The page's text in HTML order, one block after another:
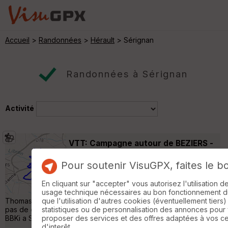
Accueil > Randonnées > Hérault > Sérignan
Randonnées à Sérignan
Activité
VTT: Campagne autour de BEZIERS -
45 km
Trace tres sympa , qui vous fera découvrir
les campagnes biterroise, Bourbaki , Saint
Thomas , une partie du vignobles biterrois .Trace tres agréable
pas de grosse difficultés , quasi pas de route (uniquement de
BBKi a St Thomas) , chemin , monotrace au RDV . »
Pour soutenir VisuGPX, faites le
En cliquant sur "accepter" vous autorisez l'utilisation
usage technique nécessaires au bon fonctionnement
que l'utilisation d'autres cookies (éventuellement
statistiques ou de personnalisation des annonces pour
proposer des services et des offres adaptées à vos